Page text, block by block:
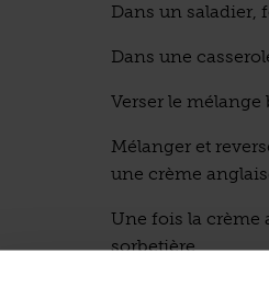
Dans un saladier,
Dans une
Verser le
Mélanger et
une crème
Une fois la crème
sorbetière.